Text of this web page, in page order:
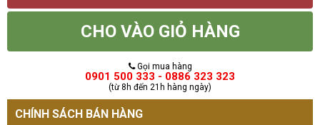
CHO VÀO GIỎ HÀNG
Gọi mua hàng
0901 500 333 - 0886 323 323
(từ 8h đến 21h hàng ngày)
CHÍNH SÁCH BÁN HÀNG